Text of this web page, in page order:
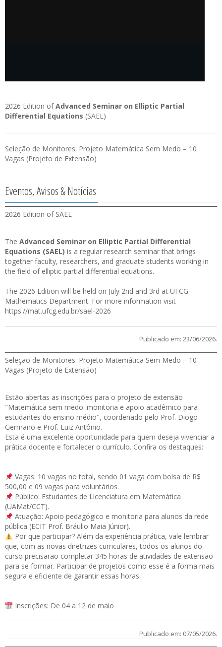
2026 Edition ofAdvanced Seminar on Elliptic Partial
Differential Equations (SAEL)
Seleção de Monitores: Projeto Matemática Sem Medo – 10
Vagas (Projeto de Extensão)
Eventos, Avisos & Notícias
2026 Edition of SAEL
The Advanced Seminar on Elliptic Partial Differential
Equations (SAEL) is a regular research seminar that brings
together faculty, researchers, and graduate students working in
the field of elliptic partial differential equations.
The 2026 Edition will be held on July 2nd and 3rd at UFCG
Mathematics Department. For more information visit
https://mat.ufcg.edu.br/sael-2026
Publicado em: 23/06/2026.
Seleção de Monitores: Projeto Matemática Sem Medo – 10
Vagas (Projeto de Extensão)
Estão abertas as inscrições para o projeto de extensão
"Matemática sem medo: monitoria e apoio acadêmico para
estudantes do ensino médio", coordenado pelo Prof. Diogo
Germano e Prof. Luiz Antônio.
Esta é uma excelente oportunidade para quem deseja vivenciar a
prática docente e fortalecer o currículo. Confira os destaques:
Vagas: 10 vagas no total, sendo 01 vaga com bolsa de R$
500,00 e 09 vagas para voluntários.
Público: Estudantes de Licenciatura em Matemática
(UAMat/CCT).
Atuação: Apoio pedagógico e monitoria para alunos da rede
pública (ECIT Prof. Bráulio Maia Júnior).
Por que participar? Além da experiência prática, vale lembrar
que, com as novas diretrizes curriculares, todos os alunos do
curso precisarão completar 345 horas de atividades de extensão
para se formar. Participar de projetos como esse é a forma mais
segura e eficiente de garantir essas horas.
Inscrições: De 04 a 12 de maio
Publicado em: 07/05/2026.